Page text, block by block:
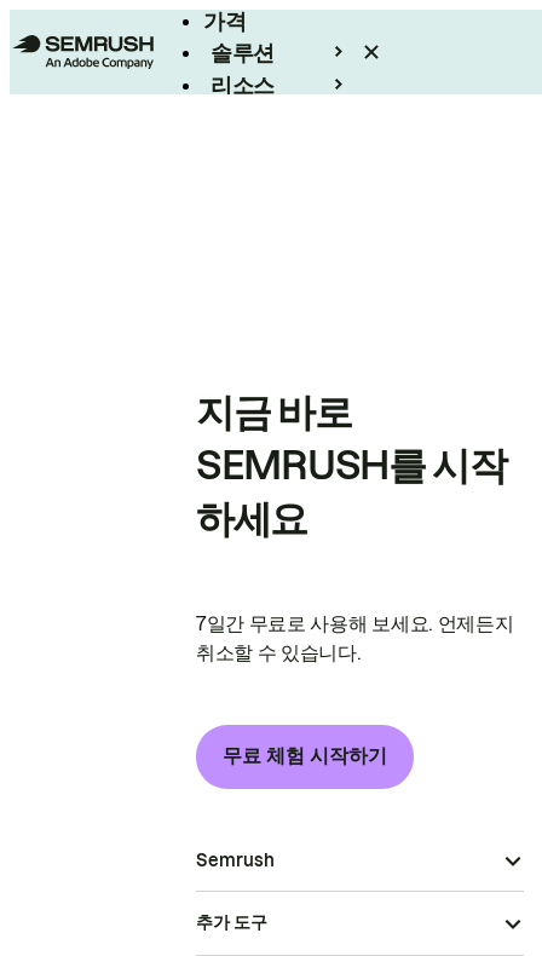
가격
솔루션
리소스
지금 바로
SEMRUSH를 시작
하세요
7일간 무료로 사용해 보세요. 언제든지
취소할 수 있습니다.
무료 체험 시작하기
Semrush
추가 도구